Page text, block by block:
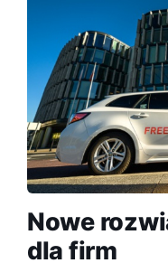
Nowe
dla firm